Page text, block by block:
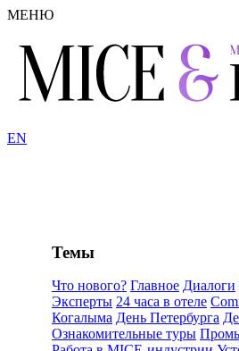
МЕНЮ
EN
Темы
Что нового? Главное Диалоги
Эксперты 24 часа в отеле
Когалыма День Петербурга
Ознакомительные туры